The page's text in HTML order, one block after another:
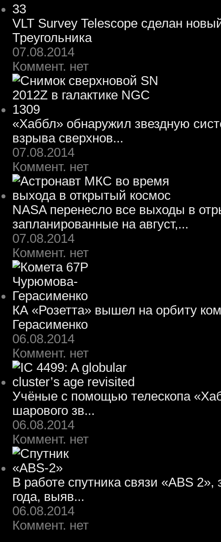
VLT Survey Telescope сделан
Треугольника
07.08.2014
Коммент. нет
«Хаббл» обнаружил звездную
взрыва сверхнов...
07.08.2014
Коммент. нет
NASA перенесло все выходы в
запланированные на август,...
07.08.2014
Коммент. нет
КА «Розетта» вышел на орбиту
Герасименко
06.08.2014
Коммент. нет
Учёные с помощью телескопа
шарового зв...
06.08.2014
Коммент. нет
В работе спутника связи «ABS
года, выяв...
06.08.2014
Коммент. нет